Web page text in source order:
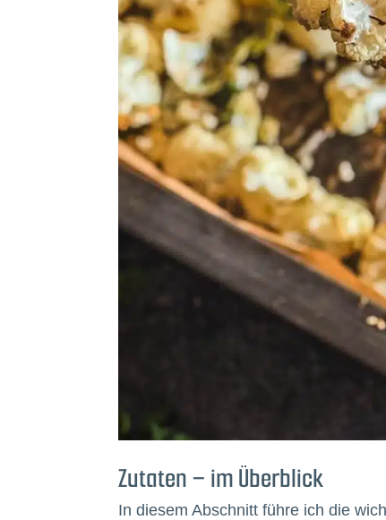
Zutaten – im Überblick
In diesem Abschnitt führe ich die